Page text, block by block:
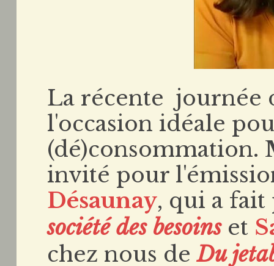
La récente journée
l'occasion idéale
(dé)consommation.
invité pour
Désaunay, qui a
société des besoins et
chez nous deDu